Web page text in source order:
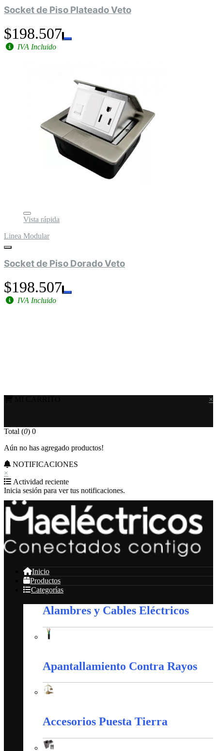
Socket de Piso Plateado Veto
$198.507
IVA Incluido
Vista rápida
Linea Modular
Socket de Piso Dorado Veto
$198.507
IVA Incluido
×
Total (0) 0
Aún no has agregado productos!
NOTIFICACIONES
×
Actividad reciente
Inicia sesión para ver tus notificaciones.
Inicio
Productos
Categorías
Alambres y Cables Eléctricos
Apantallamiento Contra Rayos
Accesorios Puesta Tierra